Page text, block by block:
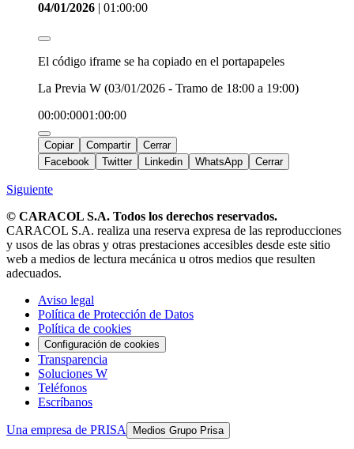
04/01/2026 | 01:00:00
El código iframe se ha copiado en el portapapeles
La Previa W (03/01/2026 - Tramo de 18:00 a 19:00)
00:00:0001:00:00
Copiar Compartir
Cerrar
Facebook
Twitter Linkedin WhatsApp Cerrar
Siguiente
© CARACOL S.A. Todos los derechos reservados.
CARACOL S.A. realiza una reserva expresa de las reproducciones
y usos de las obras y otras prestaciones accesibles desde este sitio
web a medios de lectura mecánica u otros medios que resulten
adecuados.
Aviso legal
Política de Protección de Datos
Política de cookies
Configuración de cookies
Transparencia
Soluciones W
Teléfonos
Escríbanos
Una empresa de PRISA Medios Grupo Prisa